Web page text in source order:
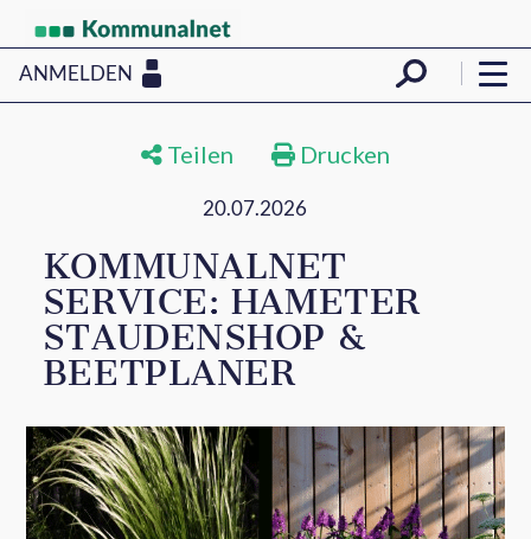
ANMELDEN
Teilen Drucken
20.07.2026
KOMMUNALNET
SERVICE: HAMETER
STAUDENSHOP &
BEETPLANER